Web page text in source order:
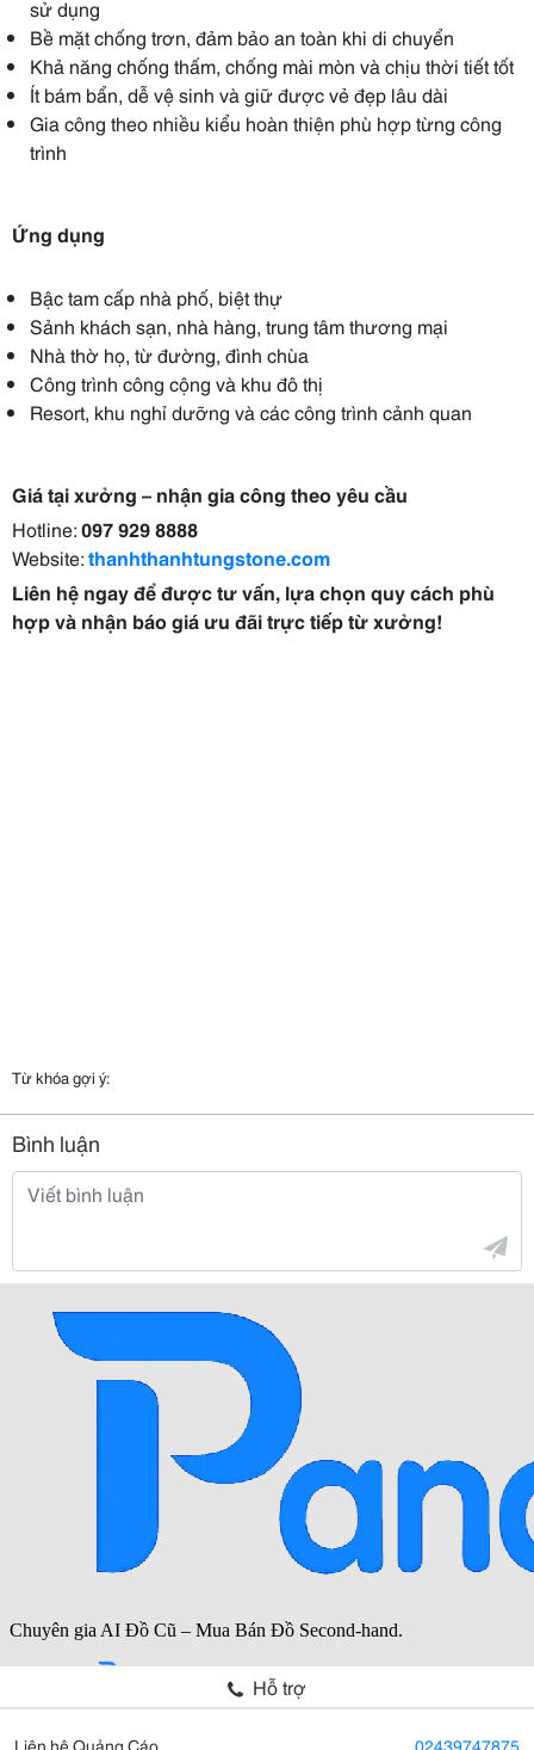
sử dụng
Bề mặt chống trơn, đảm bảo an toàn khi di chuyển
Khả năng chống thấm, chống mài mòn và chịu thời tiết tốt
Ít bám bẩn, dễ vệ sinh và giữ được vẻ đẹp lâu dài
Gia công theo nhiều kiểu hoàn thiện phù hợp từng công
trình
Ứng dụng
Bậc tam cấp nhà phố, biệt thự
Sảnh khách sạn, nhà hàng, trung tâm thương mại
Nhà thờ họ, từ đường, đình chùa
Công trình công cộng và khu đô thị
Resort, khu nghỉ dưỡng và các công trình cảnh quan
Giá tại xưởng – nhận gia công theo yêu cầu
Hotline:097 929 8888
Website:thanhthanhtungstone.com
Liên hệ ngay để được tư vấn, lựa chọn quy cách phù
hợp và nhận báo giá ưu đãi trực tiếp từ xưởng!
Từ khóa gợi ý:
Bình luận
Hỗ trợ
Liên hệ Quảng Cáo 02439747875